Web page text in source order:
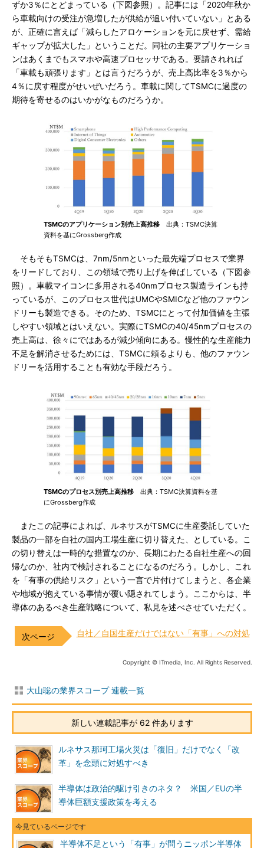
ずか3％にとどまっている（下図参照）。記事には「2020年秋か
ら車載向けの受注が急増したが供給が追い付いていない」とある
が、正確に言えば「減らしたアロケーションを元に戻せず、需給
ギャップが拡大した」ということだ。同社の主要アプリケーショ
ンはあくまでもスマホや高速プロセッサである。要請されれば
「車載も頑張ります」とは言うだろうが、売上高比率を3％から
4％に戻す程度がせいぜいだろう。車載に関してTSMCに過度の
期待を寄せるのはいかがなものだろうか。
TSMCのアプリケーション別売上高推移 出典：TSMC決算
資料を基にGrossberg作成
そもそもTSMCは、7nm/5nmといった最先端プロセスで業界
をリードしており、この領域で売り上げを伸ばしている（下図参
照）。車載マイコンに多用される40nmプロセス製造ラインも持
っているが、このプロセス世代はUMCやSMICなど他のファウン
ドリーも製造できる。そのため、TSMCにとって付加価値を主張
しやすい領域とはいえない。実際にTSMCの40/45nmプロセスの
売上高は、徐々にではあるが減少傾向にある。慢性的な生産能力
不足を解消させるためには、TSMCに頼るよりも、他のファウン
ドリーを活用することも有効な手段だろう。
TSMCのプロセス別売上高推移 出典：TSMC決算資料を基
にGrossberg作成
またこの記事によれば、ルネサスがTSMCに生産委託していた
製品の一部を自社の国内工場生産に切り替えた、としている。こ
の切り替えは一時的な措置なのか、長期にわたる自社生産への回
帰なのか、社内で検討されることになるのだろう。しかし、これ
を「有事の供給リスク」という一言で片付けてしまうと、各企業
や地域が抱えている事情が覆い隠されてしまう。ここからは、半
導体のあるべき生産戦略について、私見を述べさせていただく。
自社／自国生産だけではない「有事」への対処
Copyright © ITmedia, Inc. All Rights Reserved.
大山聡の業界スコープ 連載一覧
新しい連載記事が 62 件あります
ルネサス那珂工場火災は「復旧」だけでなく「改
革」を念頭に対処すべき
半導体は政治的駆け引きのネタ？ 米国／EUの半
導体巨額支援政策を考える
半導体不足という「有事」が問うニッポン半導体